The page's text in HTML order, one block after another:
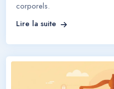
corporels.
Lire la suite